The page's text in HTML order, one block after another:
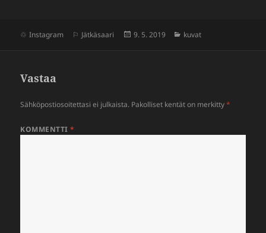
Instagram Jätkäsaari Julkaistu
9. 5. 2019 Kategoriat
kuvat
Vastaa
Sähköpostiosoitettasi ei julkaista. Pakolliset kentät on merkitty*
KOMMENTTI*